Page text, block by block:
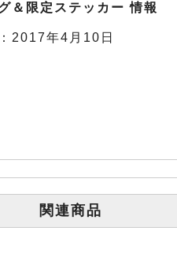
＆限定ステッカー 情報
2017年4月10日
関連商品